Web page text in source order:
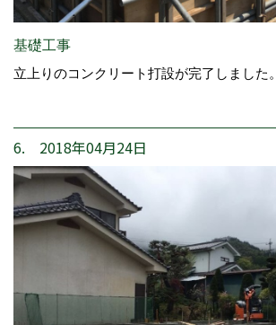
基礎工事
立上りのコンクリート打設が完了しました。
6. 2018年04月24日